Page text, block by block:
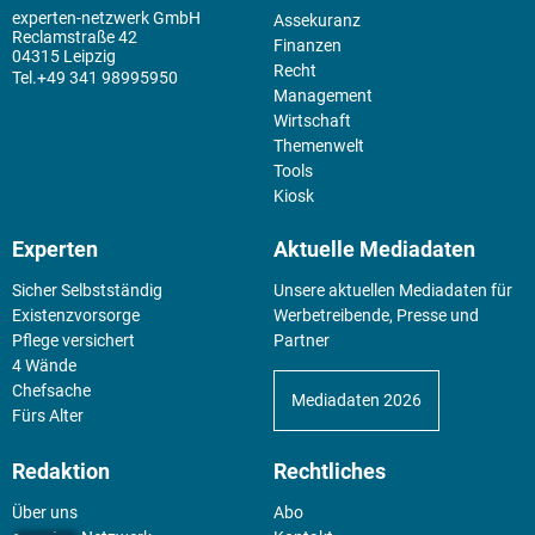
experten-netzwerk GmbH
Reclamstraße 42
04315 Leipzig
+49 341 98995950
Assekuranz
Finanzen
Recht
Management
Wirtschaft
Themenwelt
Tools
Kiosk
Experten
Sicher Selbstständig
Existenz­vorsorge
Pflege versichert
4 Wände
Chefsache
Fürs Alter
Aktuelle Mediadaten
Unsere aktuellen Mediadaten für
Werbetreibende, Presse und
Partner
Mediadaten 2026
Redaktion
Über uns
Rechtliches
Abo